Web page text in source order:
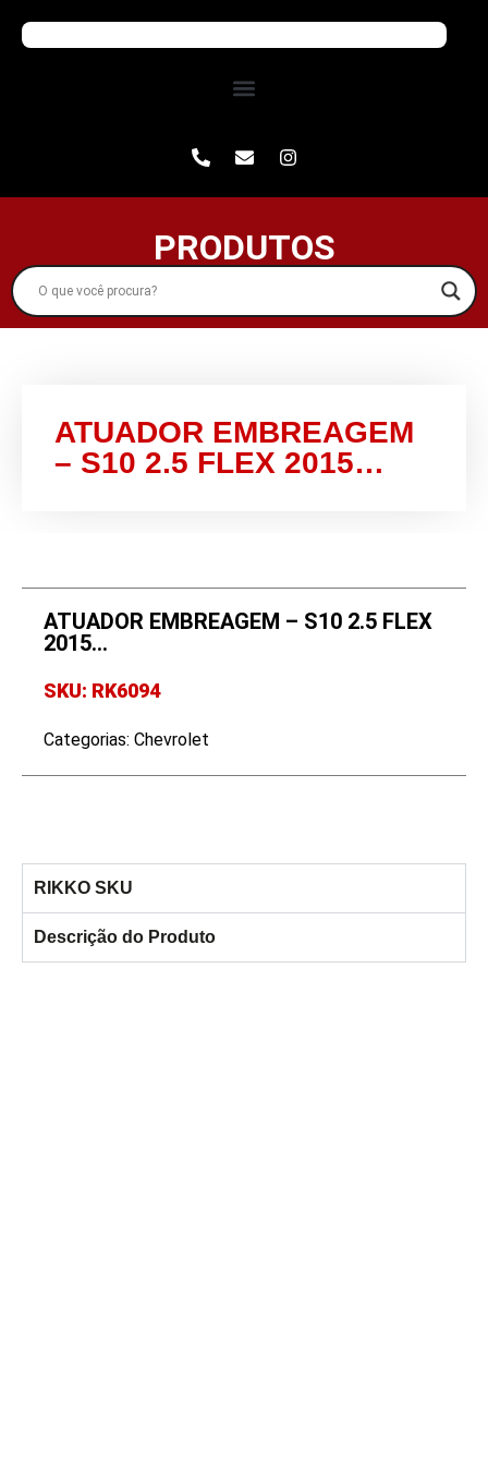
PRODUTOS
ATUADOR EMBREAGEM
– S10 2.5 FLEX 2015…
ATUADOR EMBREAGEM – S10 2.5 FLEX
2015…
SKU: RK6094
Categorias: Chevrolet
RIKKO SKU
Descrição do Produto